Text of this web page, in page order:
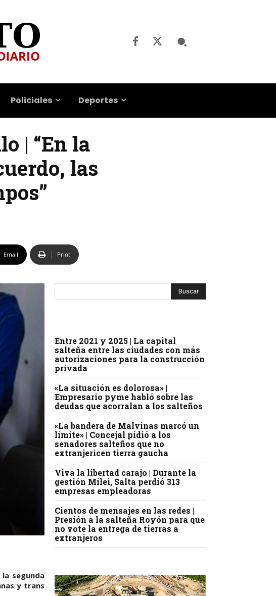
Policiales Deportes
| “En la
las
Email Print
segunda
y trans
Entre 2021 y 2025 | La capital
salteña entre las ciudades con más
autorizaciones para la construcción
privada
«La situación es dolorosa» |
Empresario pyme habló sobre las
deudas que acorralan a los salteños
«La bandera de Malvinas marcó un
límite» | Concejal pidió a los
senadores salteños que no
extranjericen tierra gaucha
Viva la libertad carajo | Durante la
gestión Milei, Salta perdió 313
empresas empleadoras
Cientos de mensajes en las redes |
Presión a la salteña Royón para que
no vote la entrega de tierras a
extranjeros